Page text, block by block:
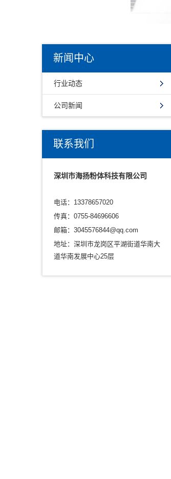
新闻中心
行业动态
公司新闻
联系我们
深圳市海扬粉体科技有限公司
电话：13378657020
传真：0755-84696606
邮箱：3045576844@qq.com
地址：深圳市龙岗区平湖街道华南大
道华南发展中心25层